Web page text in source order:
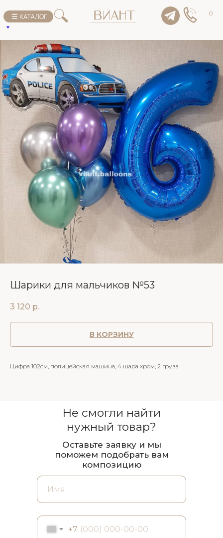
0
Шарики для мальчиков №53
3 120 р.
В КОРЗИНУ
Цифра 102см, полицейская машина, 4 шара хром, 2 груза
+7
Не смогли найти
нужный товар?
Оставьте заявку и мы
поможем подобрать вам
композицию